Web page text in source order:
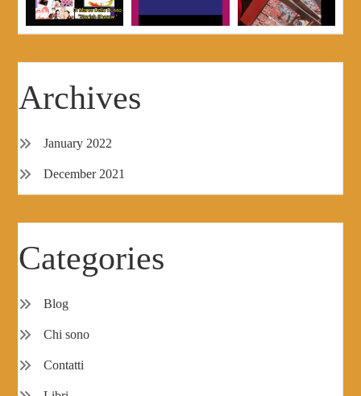
Archives
January 2022
December 2021
Categories
Blog
Chi sono
Contatti